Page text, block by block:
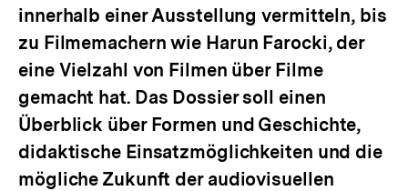
innerhalb einer Ausstellung vermitteln, bis
zu Filmemachern wie Harun Farocki, der
eine Vielzahl von Filmen über Filme
gemacht hat. Das Dossier soll einen
Überblick über Formen und Geschichte,
didaktische Einsatzmöglichkeiten und die
mögliche Zukunft der audiovisuellen